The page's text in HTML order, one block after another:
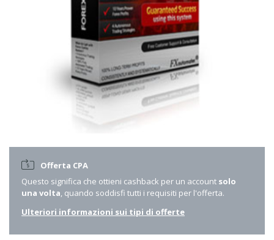
Offerta CPA
Questo significa che ottieni cashback per un account solo
una volta, quando soddisfi tutti i requisiti per l'offerta.
Ulteriori informazioni sui tipi di offerte